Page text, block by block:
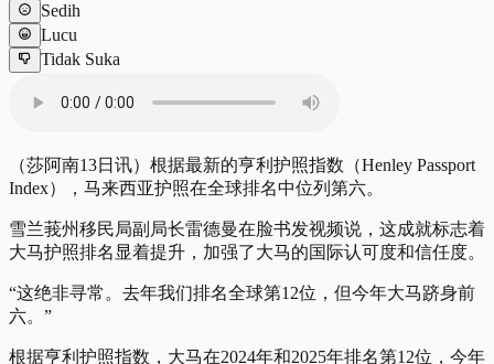
Sedih
Lucu
Tidak Suka
（莎阿南13日讯）根据最新的亨利护照指数（Henley Passport
Index），马来西亚护照在全球排名中位列第六。
雪兰莪州移民局副局长雷德曼在脸书发视频说，这成就标志着
大马护照排名显着提升，加强了大马的国际认可度和信任度。
“这绝非寻常。去年我们排名全球第12位，但今年大马跻身前
六。”
根据亨利护照指数，大马在2024年和2025年排名第12位，今年